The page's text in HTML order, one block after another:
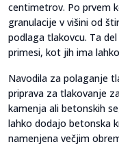
centimetrov. Po prvem
granulacije v višini od
podlaga tlakovcu. Ta
primesi, kot jih ima
Navodila za polaganje
priprava za tlakovanje
kamenja ali betonskih
lahko dodajo betonska
namenjena večjim